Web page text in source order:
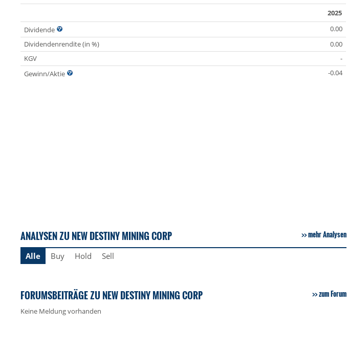
2025
Dividende
0.00
Dividendenrendite (in %)
0.00
KGV
-
Gewinn/Aktie
-0.04
ANALYSEN ZU NEW DESTINY MINING CORP mehr Analysen
Alle Buy Hold Sell
FORUMSBEITRÄGE ZU NEW DESTINY MINING CORP zum Forum
Keine Meldung vorhanden